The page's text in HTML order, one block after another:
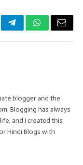
TelegramWhatsApp
Email
blogger and the
Blogging has always
and I created this
Hindi Blogs with